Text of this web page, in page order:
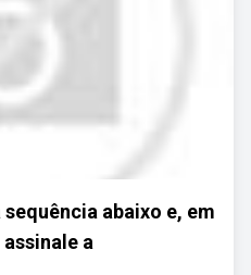
sequência abaixo e, em
a